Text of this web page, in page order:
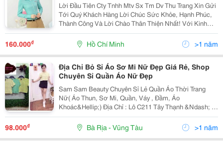
Lời Đầu Tiên Cty Tnhh Mtv Sx Tm Dv Thu Trang Xin Gửi
Tới Quý Khách Hàng Lời Chúc Sức Khỏe, Hạnh Phúc,
Thành Công Và Lời Chào Thân Thiện Nhất! Với Kinh
Nhiệm Nhiều Năm Làm Trong Ngành May.chúng Tôi
Muốn Mang Đến Cho Quý Khách Với Mức Giá Cạnh
160.000₫ Hồ Chí Minh >1 năm
Địa Chỉ Bỏ Sỉ Áo Sơ Mi Nữ Đẹp Giá Rẻ, Shop
Chuyên Sỉ Quần Áo Nữ Đẹp
Sam Sam Beauty Chuyên Sỉ Lẻ Quần Áo Thời Trang
Nữ( Áo Thun, Sơ Mi, Quần, Váy , Đầm, Áo
Khoác&Hellip;) Địa Chỉ : Lô C211 Tây Thạnh &Ndash; P
Tây Thạnh &Ndash; Q Tân Phú &Ndash; Tphcm
Hotline: 0909 482 678 Điều Kiện Lấy Sỉ Quần Áo Sam
Beauty:
98.000₫ Bà Rịa - Vũng Tàu >1 năm